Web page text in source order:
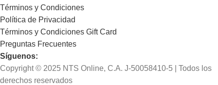
Términos y Condiciones
Política de Privacidad
Términos y Condiciones Gift Card
Preguntas Frecuentes
Síguenos:
Copyright © 2025 NTS Online, C.A. J-50058410-5 | Todos los
derechos reservados